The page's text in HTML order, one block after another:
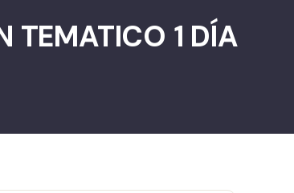
TEMATICO 1 DÍA